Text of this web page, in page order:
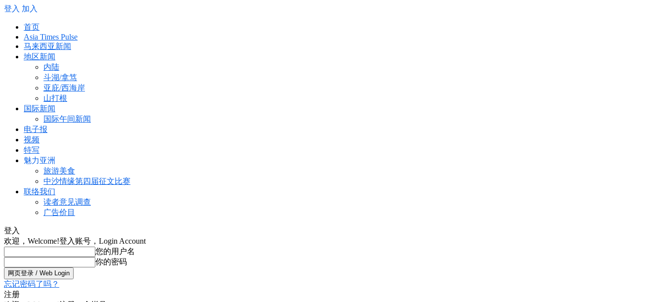
登入 加入
首页
Asia Times Pulse
马来西亚新闻
地区新闻
内陆
斗湖/拿笃
亚庇/西海岸
山打根
国际新闻
国际午间新闻
电子报
视频
特写
魅力亚洲
旅游美食
中沙情缘第四届征文比赛
联络我们
读者意见调查
广告价目
登入
欢迎，Welcome!登入账号，Login Account
您的用户名
你的密码
忘记密码了吗？
注册